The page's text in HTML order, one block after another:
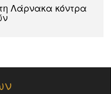
Λάρνακα κόντρα